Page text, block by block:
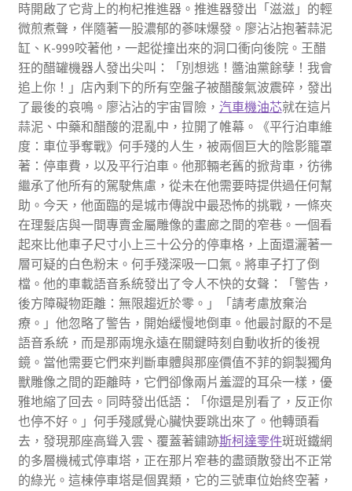
時開啟了它背上的枸杞推進器。推進器發出「滋滋」的輕
微煎煮聲，伴隨著一股濃郁的蔘味爆發。廖沾沾抱著蒜泥
缸、K-999咬著他，一起從撞出來的洞口衝向後院。王醋
狂的醋罐機器人發出尖叫：「別想逃！醬油黨餘孽！我會
追上你！」店內剩下的所有空盤子被醋酸氣波震碎，發出
了最後的哀鳴。廖沾沾的宇宙冒險， 汽車機油芯就在這片
蒜泥、中藥和醋酸的混亂中，拉開了帷幕。《平行泊車維
度：車位爭奪戰》何手殘的人生，被兩個巨大的陰影籠罩
著：停車費，以及平行泊車。他那輛老舊的掀背車，彷彿
繼承了他所有的駕駛焦慮，從未在他需要時提供過任何幫
助。今天，他面臨的是城市傳說中最恐怖的挑戰，一條夾
在理髮店與一間專賣金屬雕像的畫廊之間的窄巷。一個看
起來比他車子尺寸小上三十公分的停車格，上面還灑著一
層可疑的白色粉末。何手殘深吸一口氣。將車子打了倒
檔。他的車載語音系統發出了令人不快的女聲：「警告，
後方障礙物距離：無限趨近於零。」「請考慮放棄治
療。」他忽略了警告，開始緩慢地倒車。他最討厭的不是
語音系統，而是那兩塊永遠在關鍵時刻自動收折的後視
鏡。當他需要它們來判斷車體與那座價值不菲的銅製獨角
獸雕像之間的距離時，它們卻像兩片羞澀的耳朵一樣，優
雅地縮了回去。同時發出低語：「你還是別看了，反正你
也停不好。」何手殘感覺心臟快要跳出來了。他轉頭看
去，發現那座高聳入雲、覆蓋著鏽跡斯柯達零件斑斑鐵網
的多層機械式停車塔，正在那片窄巷的盡頭散發出不正常
的綠光。這棟停車塔是個異類，它的三號車位始終空著，